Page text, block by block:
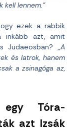
kell lennem.”
ezek a rabbik
inkább azt, amit
Judaeosban? „A
és latrok, hanem
a zsinagóga az,
egy Tóra-
azt Izsák